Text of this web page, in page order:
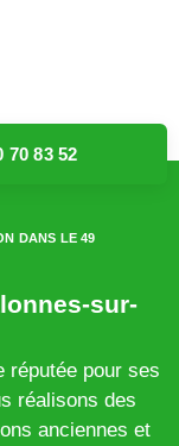
70 83 52
DANS LE 49
sur-
réputée pour ses
réalisons des
anciennes et